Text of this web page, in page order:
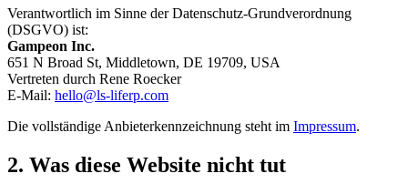
Verantwortlich im Sinne der Datenschutz-Grundverordnung
(DSGVO) ist:
Gampeon Inc.
651 N Broad St, Middletown, DE 19709, USA
Vertreten durch Rene Roecker
E-Mail: hello@ls-liferp.com
Die vollständige Anbieterkennzeichnung steht im Impressum.
2. Was diese Website nicht tut